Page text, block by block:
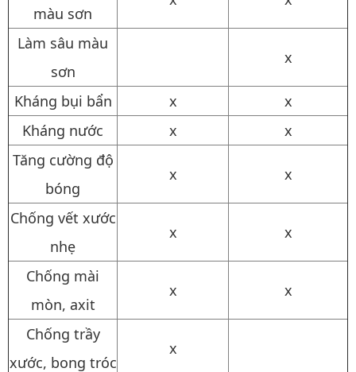
màu sơn
Làm sâu màu
sơn
x
Kháng bụi bẩn x
x
Kháng nước
x
x
Tăng cường độ
bóng
x x
Chống vết xước
nhẹ
x x
Chống mài
mòn, axit
x x
Chống trầy
xước, bong tróc
x